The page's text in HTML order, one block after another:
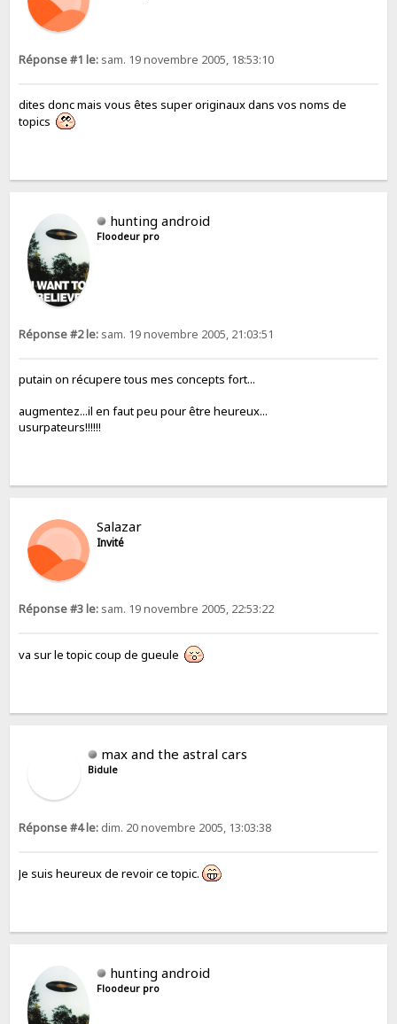
Réponse #1 le: sam. 19 novembre 2005, 18:53:10
dites donc mais vous êtes super originaux dans vos noms de
topics
hunting android
Floodeur pro
Réponse #2 le: sam. 19 novembre 2005, 21:03:51
putain on récupere tous mes concepts fort...
augmentez...il en faut peu pour être heureux...
usurpateurs!!!!!!
Salazar
Invité
Réponse #3 le: sam. 19 novembre 2005, 22:53:22
va sur le topic coup de gueule
max and the astral cars
Bidule
Réponse #4 le: dim. 20 novembre 2005, 13:03:38
Je suis heureux de revoir ce topic.
hunting android
Floodeur pro